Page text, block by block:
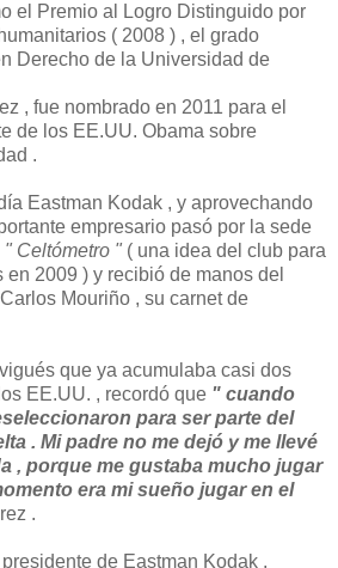
el Premio al Logro Distinguido por
( 2008 ) , el grado
Derecho de la Universidad de
, fue nombrado en 2011 para el
de los EE.UU. Obama sobre
.
Eastman Kodak , y aprovechando
empresario pasó por la sede
" Celtómetro " ( una idea del club para
en 2009 ) y recibió de manos del
Mouriño , su carnet de
que ya acumulaba casi dos
EE.UU. , recordó que " cuando
para ser parte del
. Mi padre no me dejó y me llevé
, porque me gustaba mucho jugar
era mi sueño jugar en el
.
de Eastman Kodak ,